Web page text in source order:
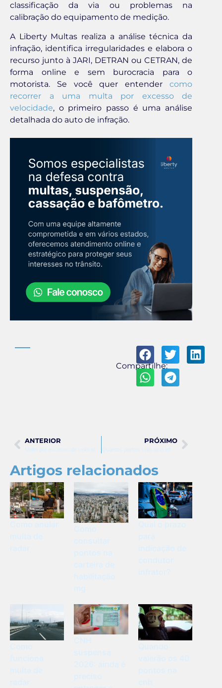
classificação da via ou problemas na
calibração do equipamento de medição.
A Liberty Multas realiza a análise técnica da
infração, identifica irregularidades e elabora o
recurso junto à JARI, DETRAN ou CETRAN, de
forma online e sem burocracia para o
motorista. Se você quer entender como
recorrer a uma multa por excesso de
velocidade, o primeiro passo é uma análise
detalhada do auto de infração.
Compartilhe:
ANTERIOR PRÓXIMO
Artigos relacionados